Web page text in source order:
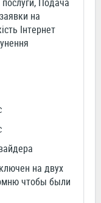
на
Інтернет
на двух
чтобы были